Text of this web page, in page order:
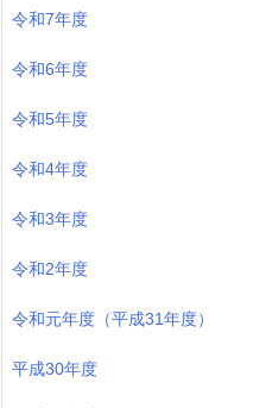
令和7年度
令和6年度
令和5年度
令和4年度
令和3年度
令和2年度
令和元年度（平成31年度）
平成30年度